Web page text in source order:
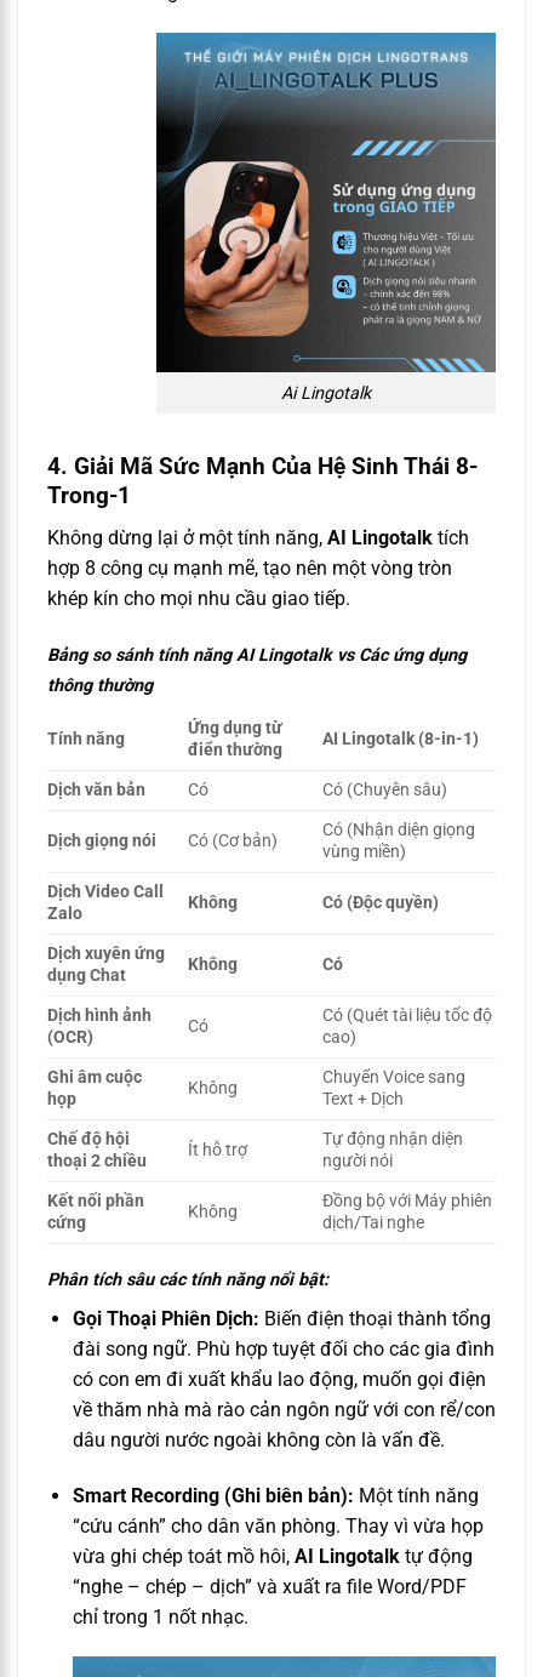
Ai Lingotalk
4. Giải Mã Sức Mạnh Của Hệ Sinh Thái 8-
Trong-1
Không dừng lại ở một tính năng, AI Lingotalk tích
hợp 8 công cụ mạnh mẽ, tạo nên một vòng tròn
khép kín cho mọi nhu cầu giao tiếp.
Bảng so sánh tính năng AI Lingotalk vs Các ứng dụng
thông thường
Tính năng
Ứng dụng từ
điển thường
AI Lingotalk (8-in-1)
Dịch văn bản Có Có (Chuyên sâu)
Dịch giọng nói Có (Cơ bản)
Có (Nhận diện giọng
vùng miền)
Dịch Video Call
Zalo
Không Có (Độc quyền)
Dịch xuyên ứng
dụng Chat
Không Có
Dịch hình ảnh
(OCR)
Có
Có (Quét tài liệu tốc độ
cao)
Ghi âm cuộc
họp
Không
Chuyển Voice sang
Text + Dịch
Chế độ hội
thoại 2 chiều
Ít hỗ trợ
Tự động nhận diện
người nói
Kết nối phần
cứng
Không
Đồng bộ với Máy phiên
dịch/Tai nghe
Phân tích sâu các tính năng nổi bật:
Gọi Thoại Phiên Dịch: Biến điện thoại thành tổng
đài song ngữ. Phù hợp tuyệt đối cho các gia đình
có con em đi xuất khẩu lao động, muốn gọi điện
về thăm nhà mà rào cản ngôn ngữ với con rể/con
dâu người nước ngoài không còn là vấn đề.
Smart Recording (Ghi biên bản): Một tính năng
“cứu cánh” cho dân văn phòng. Thay vì vừa họp
vừa ghi chép toát mồ hôi, AI Lingotalktự động
“nghe – chép – dịch” và xuất ra file Word/PDF
chỉ trong 1 nốt nhạc.